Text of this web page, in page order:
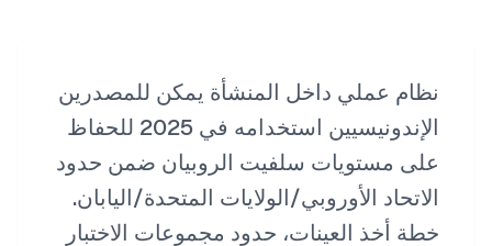
نظام عملي داخل المنشأة يمكن للمصدرين
الإندونيسيين استخدامه في 2025 للحفاظ
على مستويات سلفيت الروبيان ضمن حدود
الاتحاد الأوروبي/الولايات المتحدة/اليابان.
خطة أخذ العينات، حدود مجموعات الاختبار